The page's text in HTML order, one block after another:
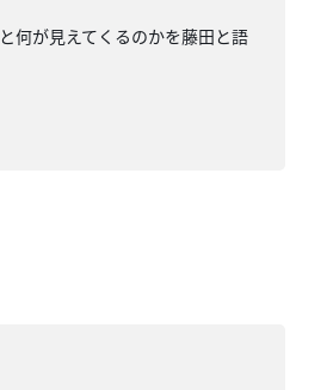
何が見えてくるのかを藤田と語